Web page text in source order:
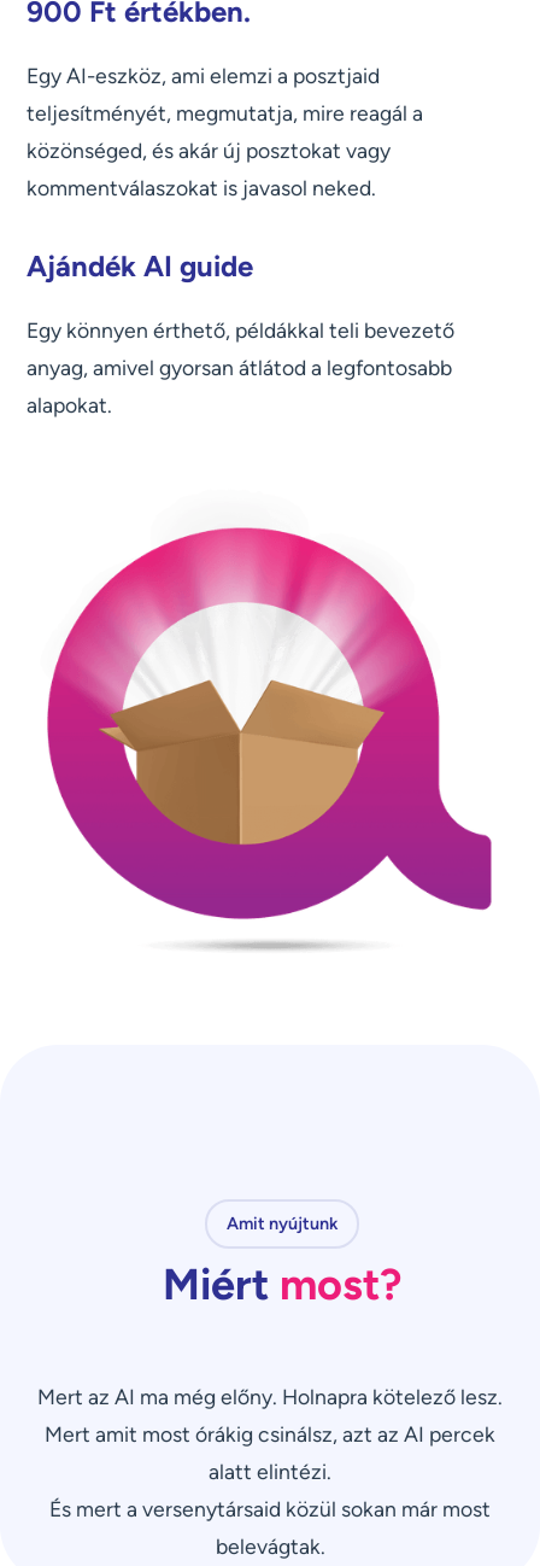
900 Ft értékben.
Egy AI-eszköz, ami elemzi a posztjaid
teljesítményét, megmutatja, mire reagál a
közönséged, és akár új posztokat vagy
kommentválaszokat is javasol neked.
Ajándék AI guide
Egy könnyen érthető, példákkal teli bevezető
anyag, amivel gyorsan átlátod a legfontosabb
alapokat.
Amit nyújtunk
Miért most?
Mert az AI ma még előny. Holnapra kötelező lesz.
Mert amit most órákig csinálsz, azt az AI percek
alatt elintézi.
És mert a versenytársaid közül sokan már most
belevágtak.